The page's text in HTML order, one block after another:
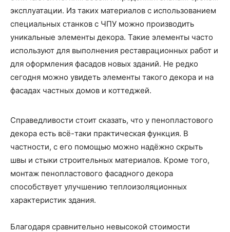
эксплуатации. Из таких материалов с использованием
специальных станков с ЧПУ можно производить
уникальные элементы декора. Такие элементы часто
используют для выполнения реставрационных работ и
для оформления фасадов новых зданий. Не редко
сегодня можно увидеть элементы такого декора и на
фасадах частных домов и коттеджей.
Справедливости стоит сказать, что у пенопластового
декора есть всё-таки практическая функция. В
частности, с его помощью можно надёжно скрыть
швы и стыки строительных материалов. Кроме того,
монтаж пенопластового фасадного декора
способствует улучшению теплоизоляционных
характеристик здания.
Благодаря сравнительно невысокой стоимости